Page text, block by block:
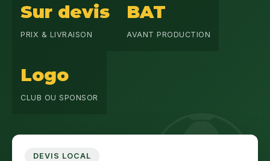
Sur devis
PRIX & LIVRAISON
BAT
AVANT PRODUCTION
Logo
CLUB OU SPONSOR
DEVIS LOCAL